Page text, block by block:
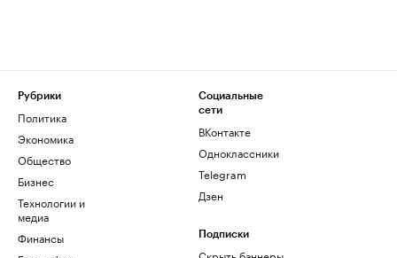
Рубрики
Политика
Экономика
Общество
Бизнес
Технологии и
медиа
Финансы
Социальные
сети
ВКонтакте
Одноклассники
Telegram
Дзен
Подписки